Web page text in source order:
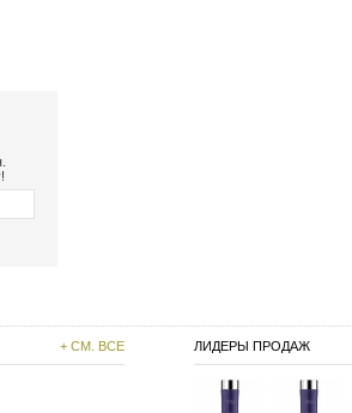
+ СМ. ВСЕ ЛИДЕРЫ ПРОДАЖ